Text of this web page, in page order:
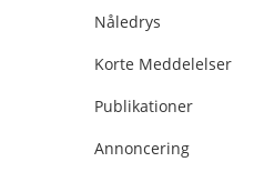
Nåledrys
Korte Meddelelser
Publikationer
Annoncering